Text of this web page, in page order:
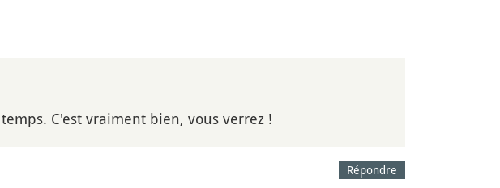
C'est vraiment bien, vous verrez !
Répondre